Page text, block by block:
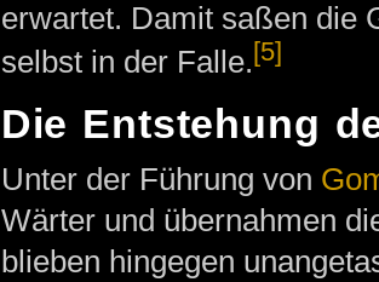
erwartet. Damit saßen die
selbst in der Falle.[5]
Die Entstehung
Unter der Führung von
Wärter und übernahmen
blieben hingegen